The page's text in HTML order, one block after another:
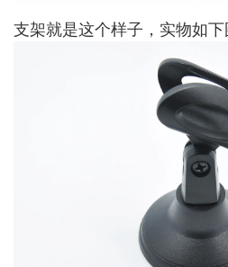
支架就是这个样子，实物如下